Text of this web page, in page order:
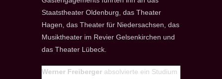
Staatstheater Oldenburg, das Theater
Hagen, das Theater für Niedersachsen, das
Musiktheater im Revier Gelsenkirchen und
das Theater Lübeck.
Werner Freiberger absolvierte ein Studium